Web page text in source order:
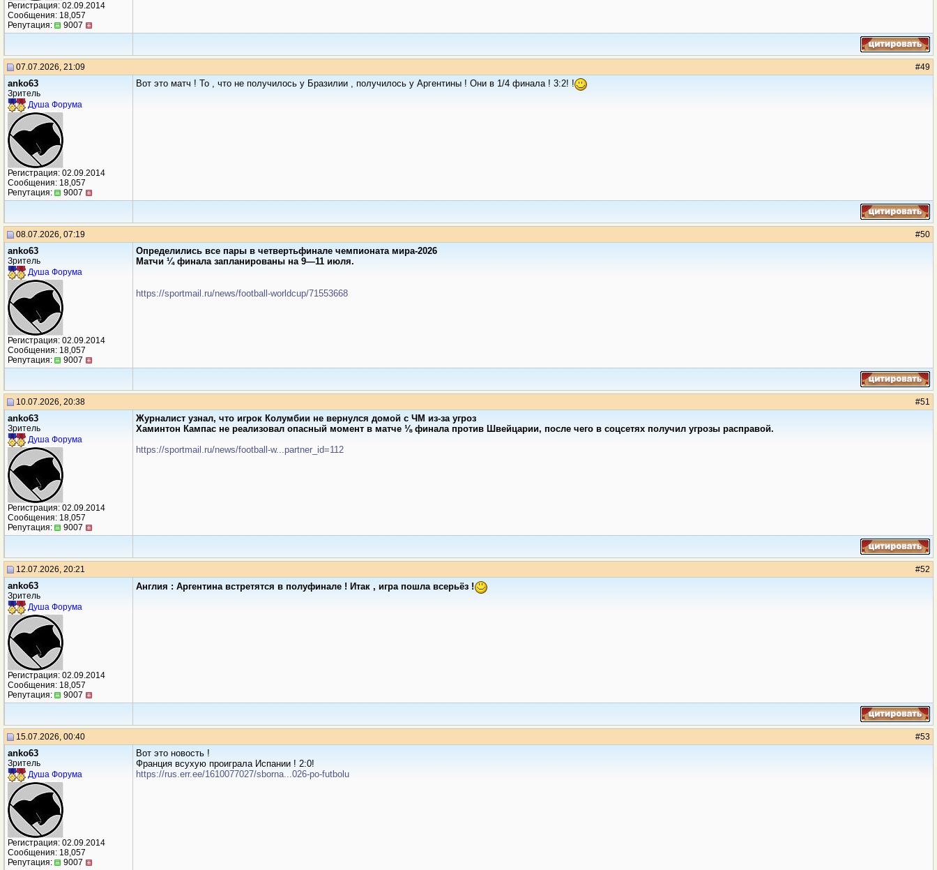
Регистрация: 02.09.2014
Сообщения: 18,057
Репутация:
9007
07.07.2026, 21:09 #49
anko63
Зритель
Душа Форума
Регистрация: 02.09.2014
Сообщения: 18,057
Репутация:
9007
Вот это матч ! То , что не получилось у Бразилии , получилось у Аргентины ! Они в 1/4 финала ! 3:2! !
08.07.2026, 07:19 #50
anko63
Зритель
Душа Форума
Регистрация: 02.09.2014
Сообщения: 18,057
Репутация:
9007
Определились все пары в четвертьфинале чемпионата мира-2026
Матчи ¼ финала запланированы на 9—11 июля.
https://sportmail.ru/news/football-worldcup/71553668
10.07.2026, 20:38 #51
anko63
Зритель
Душа Форума
Регистрация: 02.09.2014
Сообщения: 18,057
Репутация:
9007
Журналист узнал, что игрок Колумбии не вернулся домой с ЧМ из-за угроз
Хаминтон Кампас не реализовал опасный момент в матче ⅛ финала против Швейцарии, после чего в соцсетях получил угрозы расправой.
https://sportmail.ru/news/football-w...partner_id=112
12.07.2026, 20:21 #52
anko63
Зритель
Душа Форума
Регистрация: 02.09.2014
Сообщения: 18,057
Репутация:
9007
Англия : Аргентина встретятся в полуфинале ! Итак , игра пошла всерьёз !
15.07.2026, 00:40 #53
anko63
Зритель
Душа Форума
Регистрация: 02.09.2014
Сообщения: 18,057
Репутация:
9007
Вот это новость !
Франция всухую проиграла Испании ! 2:0!
https://rus.err.ee/1610077027/sborna...026-po-futbolu